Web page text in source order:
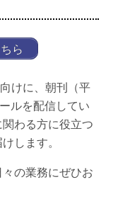
ら
けに、朝刊（平
ルを配信してい
わる方に役立つ
します。
の業務にぜひお